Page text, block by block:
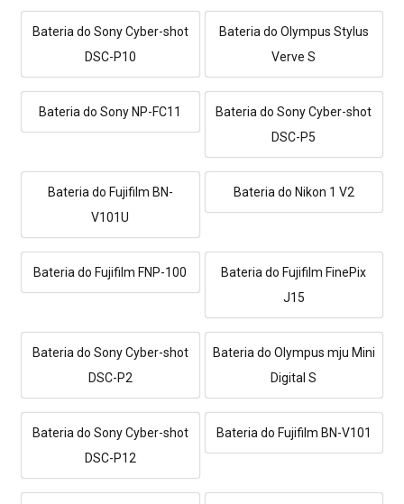
Bateria do Sony Cyber-shot
DSC-P10
Bateria do Olympus Stylus
Verve S
Bateria do Sony NP-FC11
Bateria do Sony Cyber-shot
DSC-P5
Bateria do Fujifilm BN-
V101U
Bateria do Nikon 1 V2
Bateria do Fujifilm FNP-100
Bateria do Fujifilm FinePix
J15
Bateria do Sony Cyber-shot
DSC-P2
Bateria do Olympus mju Mini
Digital S
Bateria do Sony Cyber-shot
DSC-P12
Bateria do Fujifilm BN-V101